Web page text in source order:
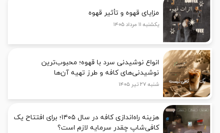
مزایای قهوه و تأثیر قهوه
یکشنبه ۱۱ مرداد ۱۴۰۵
انواع نوشیدنی سرد با قهوه؛ محبوب‌ترین
نوشیدنی‌های کافه و طرز تهیه آن‌ها
شنبه ۲۷ تیر ۱۴۰۵
هزینه راه‌اندازی کافه در سال ۱۴۰۵؛ برای افتتاح یک
کافی‌شاپ چقدر سرمایه لازم است؟